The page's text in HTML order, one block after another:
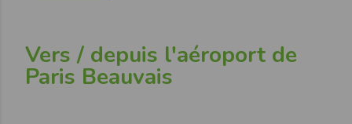
Vers / depuis l'aéroport de
Paris Beauvais